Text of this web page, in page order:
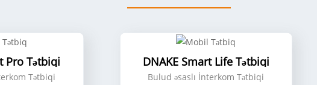
Pro Tətbiqi
Tətbiqi
DNAKE Smart Life Tətbiqi
Bulud əsaslı İnterkom Tətbiqi